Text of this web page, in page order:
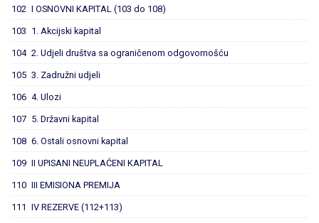
102 I OSNOVNI KAPITAL (103 do 108)
103 1. Akcijski kapital
104 2. Udjeli društva sa ograničenom odgovornošću
105 3. Zadružni udjeli
106 4. Ulozi
107 5. Državni kapital
108 6. Ostali osnovni kapital
109 II UPISANI NEUPLAĆENI KAPITAL
110 III EMISIONA PREMIJA
111 IV REZERVE (112+113)